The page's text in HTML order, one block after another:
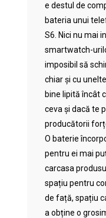
e destul de
bateria unui
S6. Nici nu mai
smartwatch-
imposibil să
chiar și cu
bine lipită încât
ceva și dacă te
producătorii
O baterie
pentru ei mai
carcasa
spațiu pentru
de față, spațiu
a obține o